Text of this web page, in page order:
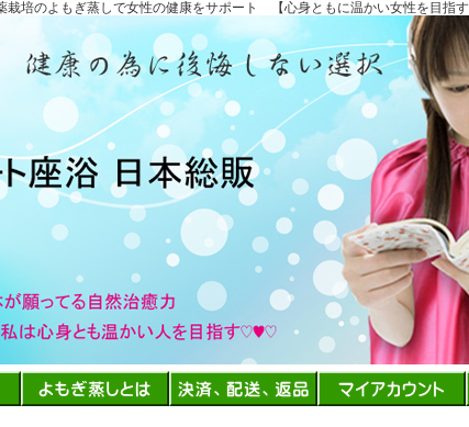
培のよもぎ蒸しで女性の健康をサポート 【心身ともに温かい女性を目指